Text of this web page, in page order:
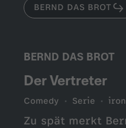
BERND DAS BROT
BERND DAS BROT
Der Vertreter
Comedy Serie
Zu spät merkt